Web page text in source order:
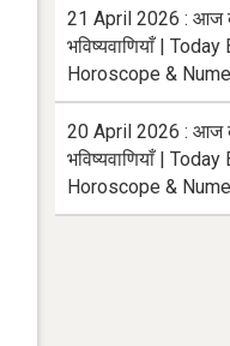
21 April 2026 : आज
भविष्यवाणियाँ |
Horoscope &
20 April 2026 : आज
भविष्यवाणियाँ |
Horoscope &